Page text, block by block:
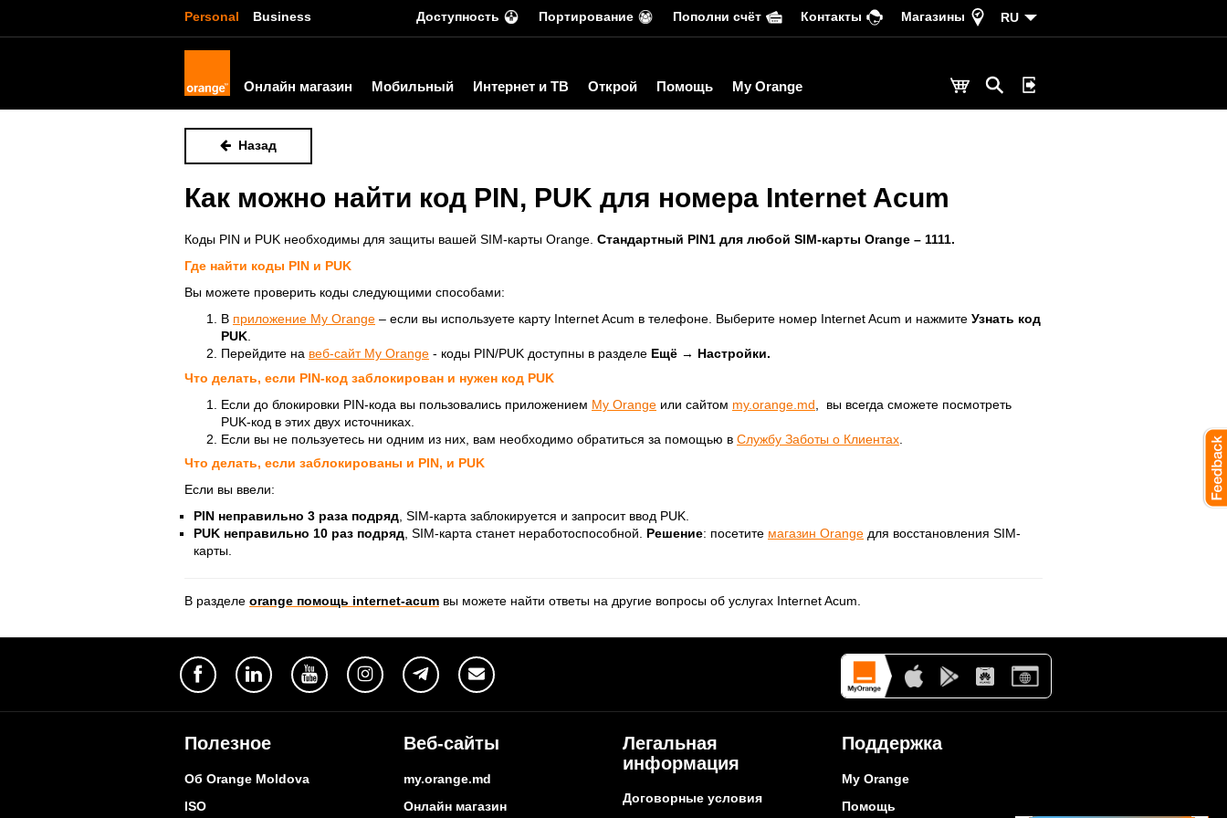
Personal Business Доступность Портирование Пополни счёт Контакты Магазины RU
Онлайн магазин Мобильный Интернет и ТВ Открой Помощь My Orange
Назад
Как можно найти код PIN, PUK для номера Internet Acum
Коды PIN и PUK необходимы для защиты вашей SIM-карты Orange. Стандартный PIN1 для любой SIM-карты Orange – 1111.
Где найти коды PIN и PUK
Вы можете проверить коды следующими способами:
В приложение My Orange – если вы используете карту Internet Acum в телефоне. Выберите номер Internet Acum и нажмите Узнать код
PUK
Перейдите на веб-сайт My Orange - коды PIN/PUK доступны в разделе Ещё → Настройки.
Что делать, если PIN-код заблокирован и нужен код PUK
Если до блокировки PIN-кода вы пользовались приложением My Orange или сайтом my.orange.md , вы всегда сможете посмотреть
PUK-код в этих двух источниках.
Если вы не пользуетесь ни одним из них, вам необходимо обратиться за помощью в Службу Заботы о Клиентах
Что делать, если заблокированы и PIN, и PUK
Если вы ввели:
PIN неправильно 3 раза подряд , SIM-карта заблокируется и запросит ввод PUK.
PUK неправильно 10 раз подряд , SIM-карта станет неработоспособной. Решение: посетите магазин Orange для восстановления SIM-
карты.
В разделе orange помощь internet-acum вы можете найти ответы на другие вопросы об услугах Internet Acum.
Полезное
Об Orange Moldova
ISO
Веб-сайты
my.orange.md
Онлайн магазин
Легальная
информация
Договорные условия
Поддержка
My Orange
Помощь